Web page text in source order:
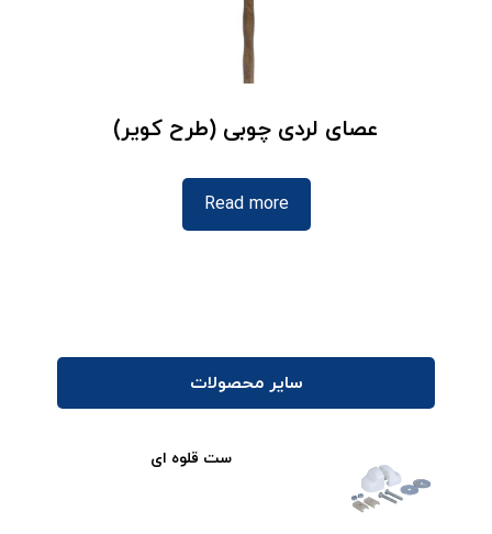
عصای لردی چوبی (طرح کویر)
Read more
سایر محصولات
ست قلوه ای